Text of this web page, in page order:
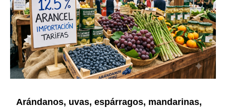
Arándanos, uvas, espárragos, mandarinas,